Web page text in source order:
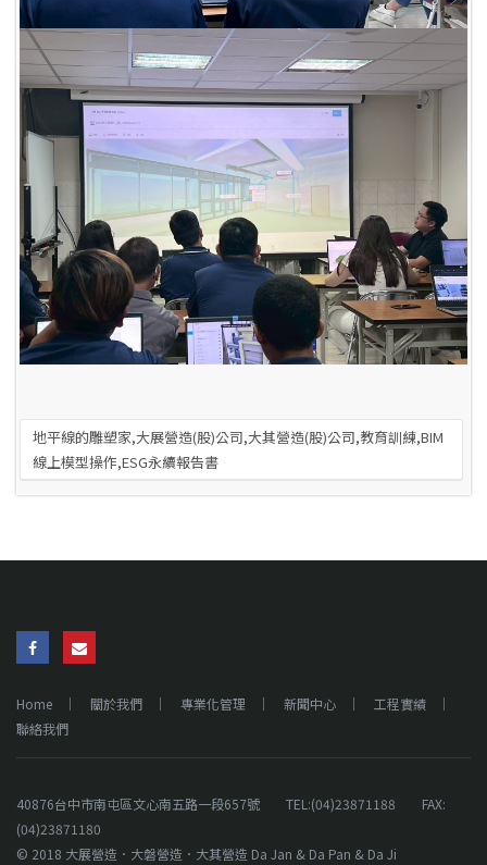
地平線的雕塑家,大展營造(股)公司,大其營造(股)公司,教育訓練,BIM
線上模型操作,ESG永續報告書
Home 關於我們 專業化管理 新聞中心
工程實績
聯絡我們
40876台中市南屯區文心南五路一段657號 TEL:(04)23871188 FAX:
(04)23871180
© 2018 大展營造．大磐營造．大其營造 Da Jan & Da Pan & Da Ji